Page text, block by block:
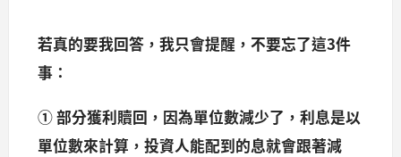
若真的要我回答，我只會提醒，不要忘了這3件
事：
① 部分獲利贖回，因為單位數減少了，利息是以
單位數來計算，投資人能配到的息就會跟著減